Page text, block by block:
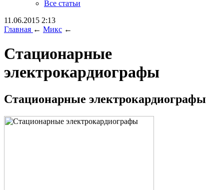
Все статьи
11.06.2015 2:13
Главная ← Микс ←
Стационарные
электрокардиографы
Стационарные электрокардиографы